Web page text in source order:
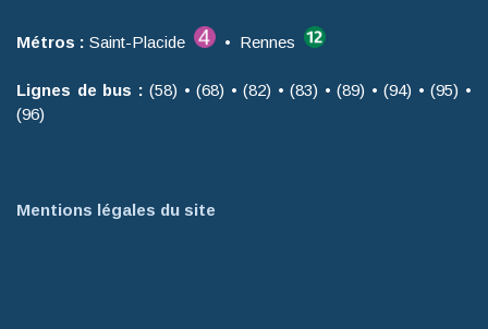
Métros : Saint-Placide • Rennes
Lignes de bus : (58) • (68) • (82) • (83) • (89) • (94) • (95) •
(96)
Mentions légales du site